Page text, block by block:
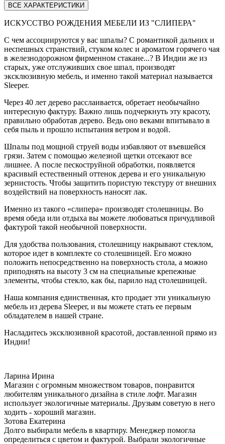
ВСЕ ХАРАКТЕРИСТИКИ
ИСКУССТВО РОЖДЕНИЯ МЕБЕЛИ ИЗ "СЛИПЕРА"
С чем ассоциируются у вас шпалы? С романтикой дальних и
неспешных странствий, стуком колес и ароматом горячего чая
в железнодорожном фирменном стакане...? В Индии же из
старых, уже отслуживших свое шпал, производят
эксклюзивную мебель, и именно такой материал называется
Sleeper.
Через 40 лет дерево расслаивается, обретает необычайно
интересную фактуру. Важно лишь подчеркнуть эту красоту,
правильно обработав дерево. Ведь оно веками впитывало в
себя пыль и прошло испытания ветром и водой.
Шпалы под мощной струей воды избавляют от въевшейся
грязи. Затем с помощью железной щетки отсекают все
лишнее. А после пескоструйной обработки, появляется
красивый естественный оттенок дерева и его уникальную
зернистость. Чтобы защитить пористую текстуру от внешних
воздействий на поверхность наносят лак.
Именно из такого «слипера» производят столешницы. Во
время обеда или отдыха вы можете любоваться причудливой
фактурой такой необычной поверхности.
Для удобства пользования, столешницу накрывают стеклом,
которое идет в комплекте со столешницей. Его можно
положить непосредственно на поверхность стола, а можно
приподнять на высоту 3 см на специальные крепежные
элементы, чтобы стекло, как бы, парило над столешницей.
Наша компания единственная, кто продает эти уникальную
мебель из дерева Sleeper, и вы можете стать ее первым
обладателем в нашей стране.
Насладитесь эксклюзивной красотой, доставленной прямо из
Индии!
Ларина Ирина
Магазин с огромным множеством товаров, понравится
любителям уникального дизайна в стиле лофт. Магазин
использует экологичные материалы. Друзьям советую в него
ходить - хороший магазин.
Зотова Екатерина
Долго выбирали мебель в квартиру. Менеджер помогла
определиться с цветом и фактурой. Выбрали экологичные